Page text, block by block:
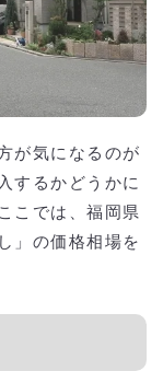
が気になるのが
するかどうかに
こでは、福岡県
」の価格相場を